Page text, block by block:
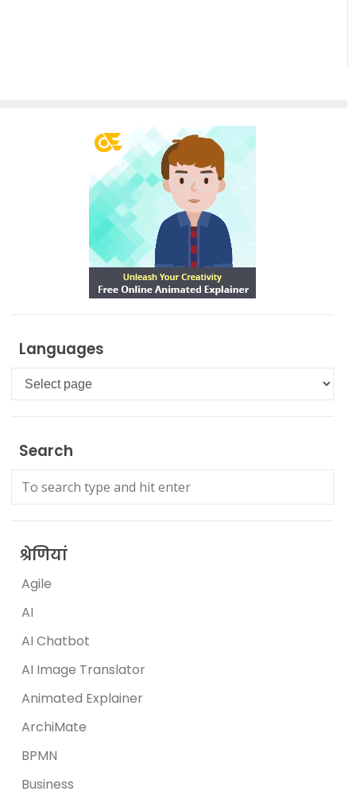
Languages
Languages
Search
श्रेणियां
Agile
AI
AI Chatbot
AI Image Translator
Animated Explainer
ArchiMate
BPMN
Business